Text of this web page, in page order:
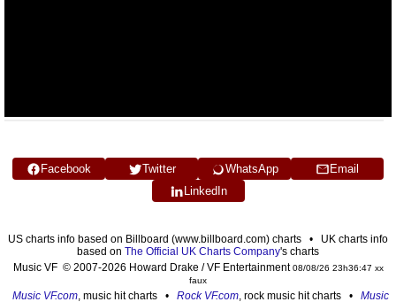
Facebook Twitter WhatsApp
Email
LinkedIn
US charts info based on Billboard (www.billboard.com) charts • UK charts info
based on The Official UK Charts Company's charts
Music VF © 2007-2026 Howard Drake / VF Entertainment08/08/26 23h36:47 xx
faux
Music VF.com, music hit charts • Rock VF.com, rock music hit charts • Music